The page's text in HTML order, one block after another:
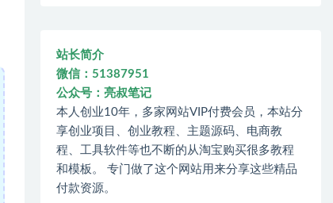
站长简介
微信：51387951
公众号：亮叔笔记
本人创业10年，多家网站VIP付费会员，本站分
享创业项目、创业教程、主题源码、电商教
程、工具软件等也不断的从淘宝购买很多教程
和模板。 专门做了这个网站用来分享这些精品
付款资源。